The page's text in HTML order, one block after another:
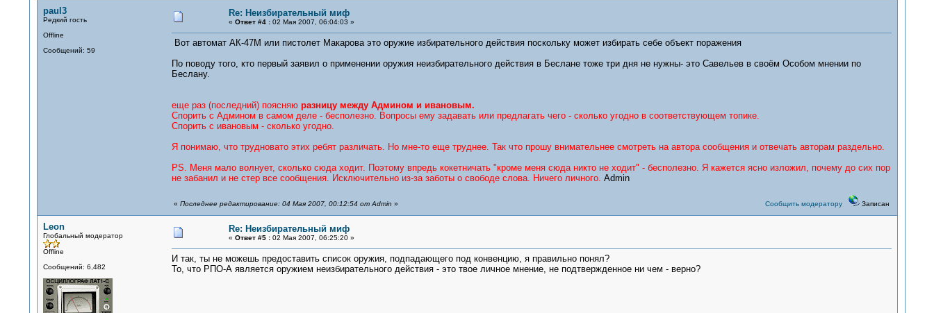
paul3
Редкий гость
Offline
Сообщений: 59
Re: Неизбирательный миф
« Ответ #4 :02 Мая 2007, 06:04:03 »
Вот автомат АК-47М или пистолет Макарова это оружие избирательного действия поскольку может избирать себе объект поражения
По поводу того, кто первый заявил о применении оружия неизбирательного действия в Беслане тоже три дня не нужны- это Савельев в своём Особом мнении по
Беслану.
еще раз (последний) поясняюразницу между Админом и ивановым.
Спорить с Админом в самом деле - бесполезно. Вопросы ему задавать или предлагать чего - сколько угодно в соответствующем топике.
Спорить с ивановым - сколько угодно.
Я понимаю, что трудновато этих ребят различать. Но мне-то еще труднее. Так что прошу внимательнее смотреть на автора сообщения и отвечать авторам раздельно.
PS. Меня мало волнует, сколько сюда ходит. Поэтому впредь кокетничать "кроме меня сюда никто не ходит" - бесполезно. Я кажется ясно изложил, почему до сих пор
не забанил и не стер все сообщения. Исключительно из-за заботы о свободе слова. Ничего личного. Admin
« Последнее редактирование: 04 Мая 2007, 00:12:54 от Admin » Сообщить модератору Записан
Leon
Глобальный модератор
Offline
Сообщений: 6,482
Re: Неизбирательный миф
« Ответ #5 :02 Мая 2007, 06:25:20 »
И так, ты не можешь предоставить список оружия, подпадающего под конвенцию, я правильно понял?
То, что РПО-А является оружием неизбирательного действия - это твое личное мнение, не подтвержденное ни чем - верно?